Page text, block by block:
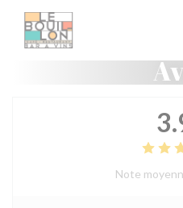
Personnalisation de vos choix en
Note